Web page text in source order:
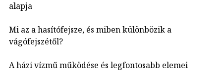
alapja
Mi az a hasítófejsze, és miben különbözik a
vágófejszétől?
A házi vízmű működése és legfontosabb elemei